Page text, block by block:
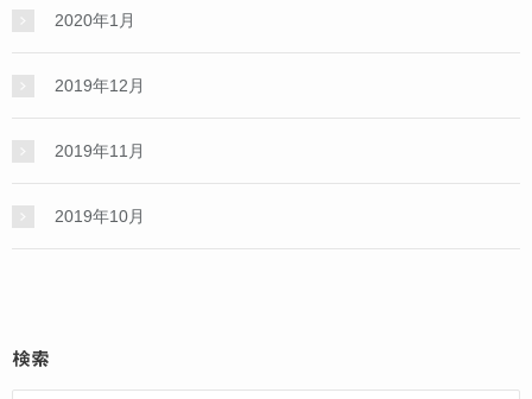
2020年1月
2019年12月
2019年11月
2019年10月
検索